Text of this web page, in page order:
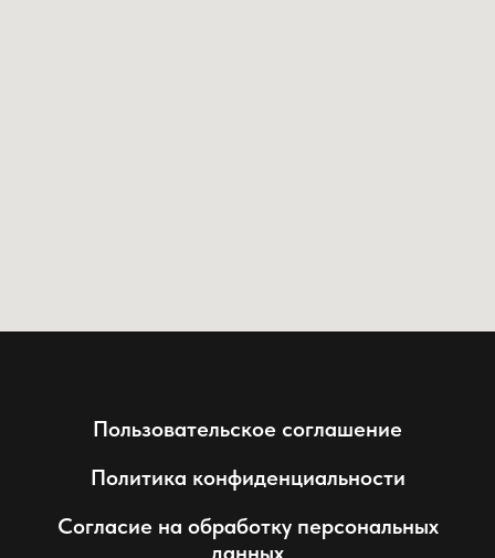
Пользовательское соглашение
Политика конфиденциальности
Согласие на обработку персональных
данных